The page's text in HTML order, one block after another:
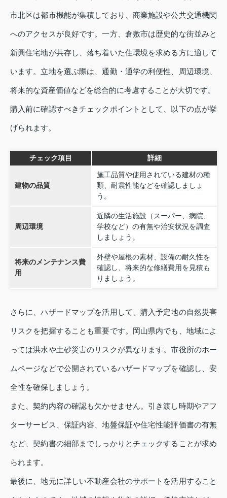
市北区は都市機能が集積しており、商業施設や公共交通機関
へのアクセスが良好です。一方、倉敷市は歴史的な街並みと
新興住宅地が共存し、落ち着いた住環境を求める方に適して
います。立地を選ぶ際は、通勤・通学の利便性、周辺環境、
将来的な資産価値などを総合的に考慮することが大切です。
購入前に確認すべきチェックポイントとして、以下の点が挙
げられます。
チェック項目 詳細
建物の品質
施工品質や使用されている建材の種
類、耐震性能などを確認しましょ
う。
周辺環境
近隣の生活施設（スーパー、病院、
学校など）の有無や治安状況を調査
しましょう。
将来のメンテナンス費
用
外壁や屋根の素材、設備の耐久性を
確認し、将来的な修繕費用を見積も
りましょう。
さらに、ハザードマップを活用して、購入予定地の自然災害
リスクを把握することも重要です。岡山県内でも、地域によ
っては洪水や土砂災害のリスクが異なります。市役所のホー
ムページなどで公開されているハザードマップを確認し、安
全性を確保しましょう。
また、契約内容の確認も欠かせません。引き渡し時期やアフ
ターサービス、保証内容、地盤保証や住宅性能評価書の有無
など、契約書の細部までしっかりとチェックすることが求め
られます。
最後に、地元に詳しい不動産会社のサポートを活用すること